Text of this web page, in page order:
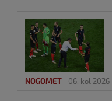
NOGOMET 06. kol 2026